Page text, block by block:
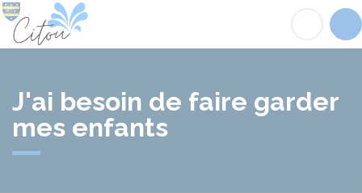
J'ai besoin de faire garder
mes enfants